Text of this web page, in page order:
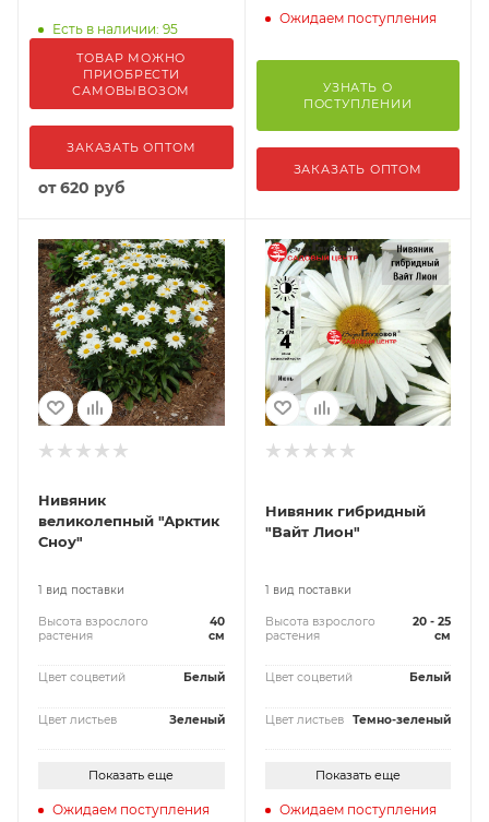
Есть в наличии: 95
ТОВАР МОЖНО
ПРИОБРЕСТИ
САМОВЫВОЗОМ
ЗАКАЗАТЬ ОПТОМ
от620 руб
Ожидаем поступления
УЗНАТЬ О
ПОСТУПЛЕНИИ
ЗАКАЗАТЬ ОПТОМ
Нивяник
великолепный "Арктик
Сноу"
1 вид поставки
Высота взрослого
растения
40
см
Цвет соцветий Белый
Цвет листьев Зеленый
Показать еще
Ожидаем поступления
Нивяник гибридный
"Вайт Лион"
1 вид поставки
Высота взрослого
растения
20 - 25
см
Цвет соцветий Белый
Цвет листьев Темно-зеленый
Показать еще
Ожидаем поступления